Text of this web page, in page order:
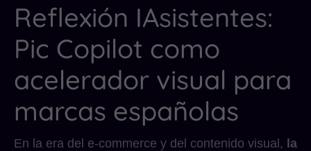
Reflexión IAsistentes:
Pic Copilot como
acelerador visual para
marcas españolas
En la era del e-commerce y del contenido visual, la